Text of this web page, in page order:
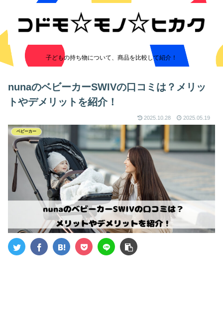
子どもの持ち物について、商品を比較して紹介！
nunaのベビーカーSWIVの口コミは？メリッ
トやデメリットを紹介！
2025.10.28 2025.05.19
ベビーカー